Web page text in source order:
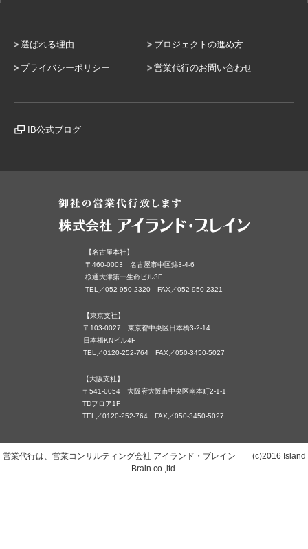
選ばれる理由 プロジェクトの進め方
プライバシーポリシー 営業代行のお問い合わせ
IB公式ブログ
【名古屋本社】
〒460-0003 名古屋市中区錦3-4-6
桜通大津第一生命ビル3F
TEL／052-950-2320 FAX／052-950-2321
【東京支社】
〒103-0027 東京都中央区日本橋3-2-14
日本橋KNビル4F
TEL／0120-252-764 FAX／050-3450-5027
【大阪支社】
〒541-0054 大阪府大阪市中央区南本町2-1-1
TDフロア1F
TEL／0120-252-764 FAX／050-3450-5027
営業代行は、営業コンサルティング会社 アイランド・ブレイン (c)2016 Island
Brain co.,ltd.